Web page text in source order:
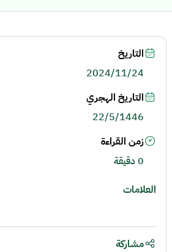
التاريخ
2024/11/24
التاريخ الهجري
22/5/1446
زمن القراءة
0 دقيقة
العلامات
مشاركة